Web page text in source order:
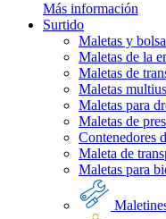
Más información
Surtido
Maletas y
Maletas de la
Maletas de
Maletas
Maletas para
Maletas de
Contenedores
Maleta de
Maletas para